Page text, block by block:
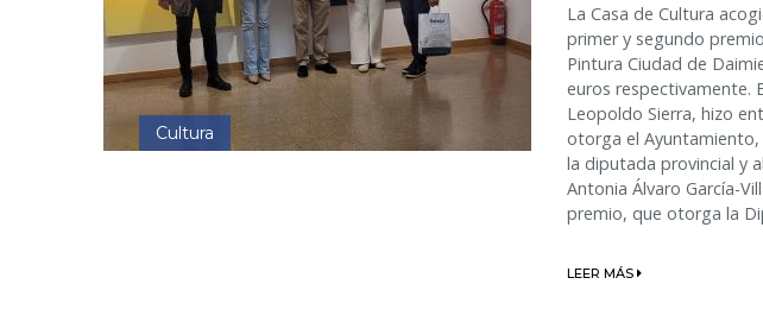
Cultura
La Casa de Cultura
primer y segundo
Pintura Ciudad de
euros respectivamente.
Leopoldo Sierra, hizo
otorga el Ayuntamiento,
la diputada provincial y
Antonia Álvaro García-
premio, que otorga la
LEER MÁS